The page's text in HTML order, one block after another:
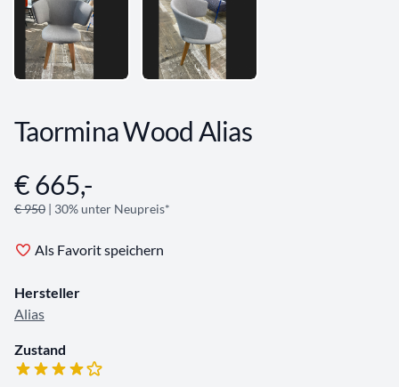
Taormina Wood Alias
Angebotsinformationen
€ 665,-
€ 950 | 30% unter Neupreis*
Als Favorit speichern
Hersteller
Alias
Zustand